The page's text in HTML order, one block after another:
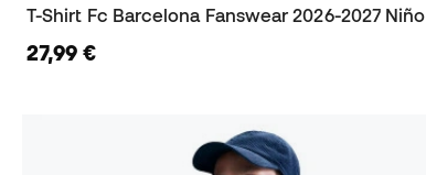
T-Shirt Fc Barcelona Fanswear 2026-2027 Niño
27,99 €